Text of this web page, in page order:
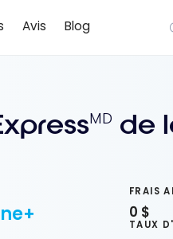
Avis Blog
MD de
FRAIS
0 $
TAUX